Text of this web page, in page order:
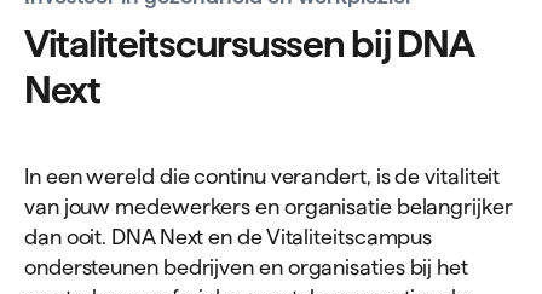
Vita­li­teits­cur­sussen bij DNA
Next
In een wereld die continu verandert, is de vitaliteit
van jouw medewerkers en organisatie belangrĳker
dan ooit. DNA Next en de Vitaliteitscampus
ondersteunen bedrĳven en organisaties bĳ het